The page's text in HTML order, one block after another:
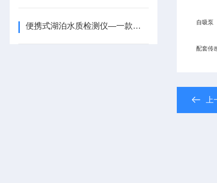
便携式湖泊水质检测仪—一款测量准确的便携式工业污水水质检测仪2026+派+送 自吸泵
配套传